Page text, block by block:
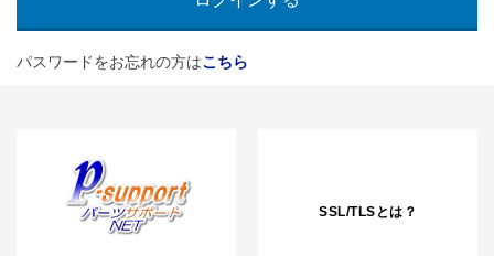
パスワードをお忘れの方はこちら
SSL/TLSとは？